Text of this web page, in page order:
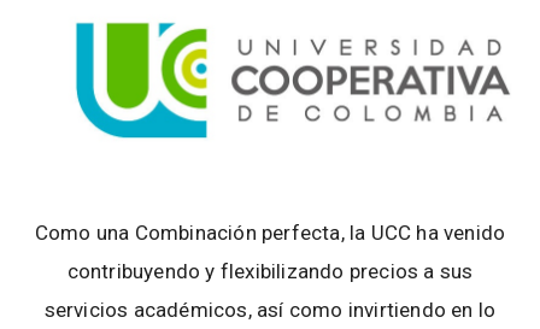
Como una Combinación perfecta, la UCC ha venido
contribuyendo y flexibilizando precios a sus
servicios académicos, así como invirtiendo en lo